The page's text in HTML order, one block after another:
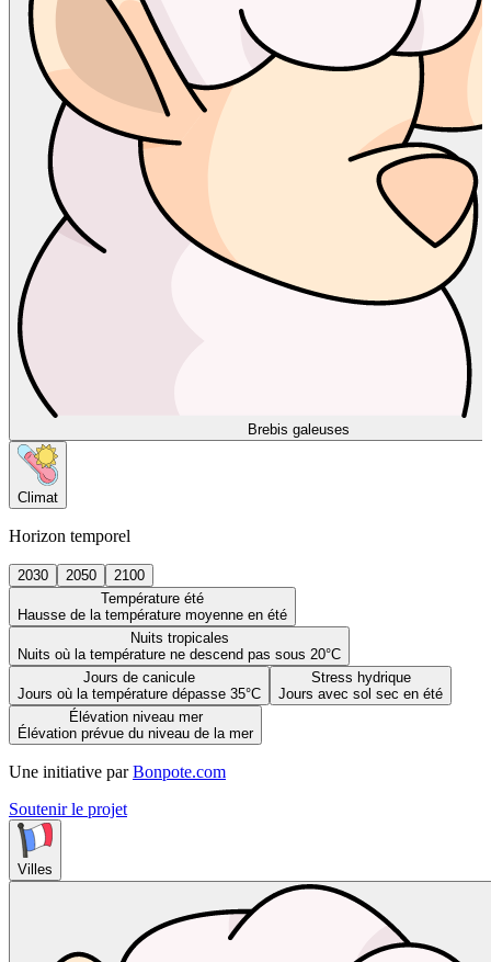
Brebis galeuses
Climat
Horizon temporel
2030 2050
2100
Température été
Hausse de la température moyenne en été
Nuits tropicales
Nuits où la température ne descend pas sous 20°C
Jours de canicule
Jours où la température dépasse 35°C
Stress hydrique
Jours avec sol sec en été
Élévation niveau mer
Élévation prévue du niveau de la mer
Une initiative par Bonpote.com
Soutenir le projet
Villes